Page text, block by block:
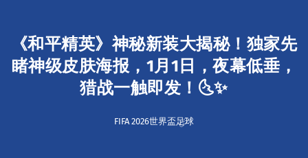
《和平精英》神秘新装大揭秘！独家先
睹神级皮肤海报，1月1日，夜幕低垂，
猎战一触即发！🌜✨
FIFA 2026世界盃足球